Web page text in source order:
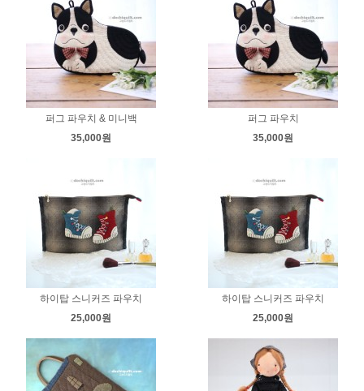
퍼그 파우치 & 미니백
35,000원
퍼그 파우치
35,000원
하이탑 스니커즈 파우치
25,000원
하이탑 스니커즈 파우치
25,000원